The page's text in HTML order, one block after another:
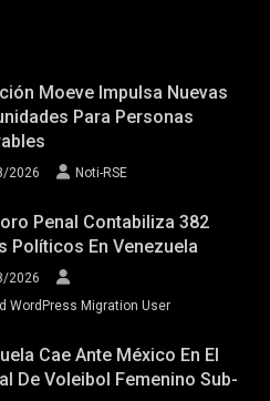
Moeve Impulsa Nuevas
Para Personas
2026 Noti-RSE
Penal Contabiliza 382
Políticos En Venezuela
2026
WordPress Migration User
Cae Ante México En El
De Voleibol Femenino Sub-